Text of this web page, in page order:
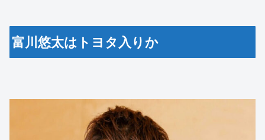
富川悠太はトヨタ入りか